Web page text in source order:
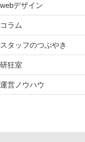
webデザイン
コラム
スタッフのつぶやき
研狂室
運営ノウハウ